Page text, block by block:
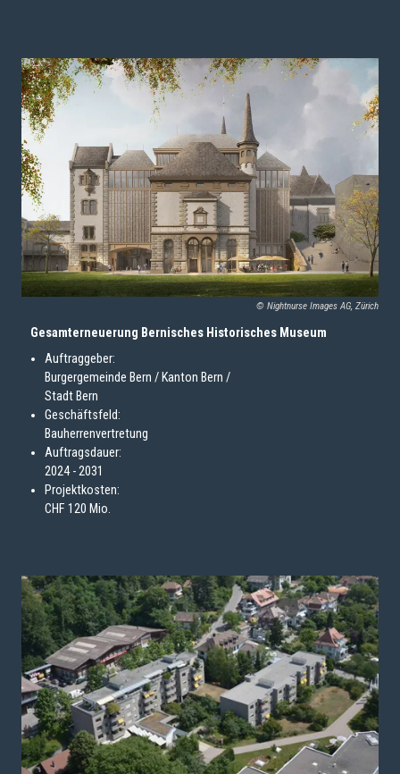
© Nightnurse Images AG, Zürich
Gesamterneuerung Bernisches Historisches Museum
Auftraggeber:
Burgergemeinde Bern / Kanton Bern /
Stadt Bern
Geschäftsfeld:
Bauherrenvertretung
Auftragsdauer:
2024 - 2031
Projektkosten:
CHF 120 Mio.